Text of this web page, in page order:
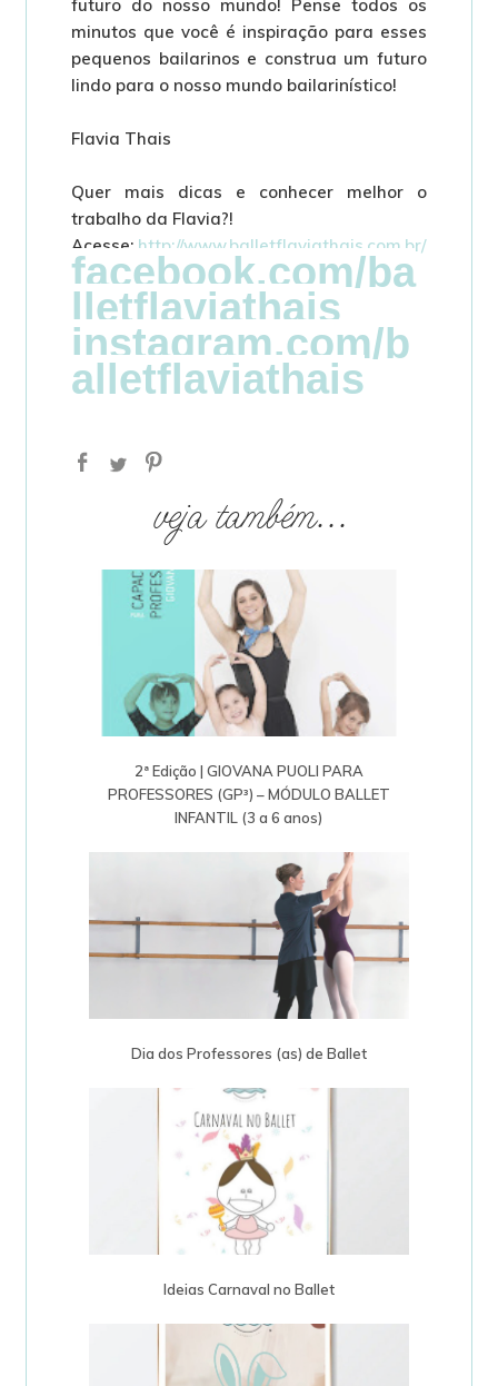
futuro do nosso mundo! Pense todos os
minutos que você é inspiração para esses
pequenos bailarinos e construa um futuro
lindo para o nosso mundo bailarinístico!
Flavia Thais
Quer mais dicas e conhecer melhor o
trabalho da Flavia?!
Acesse: http://www.balletflaviathais.com.br/
facebook.com/ba
lletflaviathais
instagram.com/b
alletflaviathais
veja também...
2ª Edição | GIOVANA PUOLI PARA
PROFESSORES (GP³) – MÓDULO BALLET
INFANTIL (3 a 6 anos)
Dia dos Professores (as) de Ballet
Ideias Carnaval no Ballet